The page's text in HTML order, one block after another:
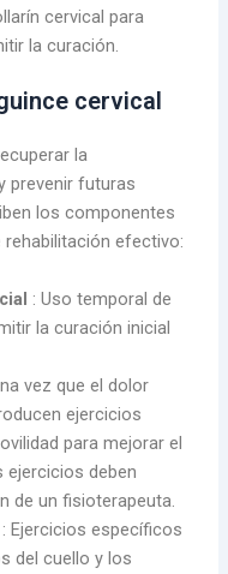
cervical para
la curación.
cervical
la
prevenir futuras
los componentes
efectivo:
: Uso temporal de
la curación inicial
vez que el dolor
ejercicios
para mejorar el
ejercicios deben
de un fisioterapeuta.
: Ejercicios específicos
del cuello y los